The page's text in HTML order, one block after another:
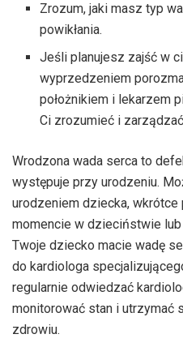
Zrozum, jaki masz typ
powikłania.
Jeśli planujesz zajść w
wyprzedzeniem
położnikiem i lekarzem
Ci zrozumieć i
Wrodzona wada serca to
występuje przy urodzeniu.
urodzeniem dziecka,
momencie w dzieciństwie lub
Twoje dziecko macie wadę
do kardiologa
regularnie odwiedzać
monitorować stan i utrzymać
zdrowiu.